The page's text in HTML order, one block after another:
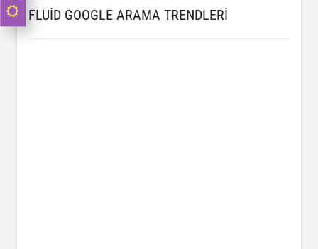
FLUID GOOGLE ARAMA TRENDLERI